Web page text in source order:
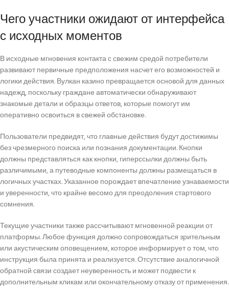
Чего участники ожидают от интерфейса
с исходных моментов
В исходные мгновения контакта с свежим средой потребители
развивают первичные предположения насчет его возможностей и
логики действия. Вулкан казино превращается основой для данных
надежд, поскольку граждане автоматически обнаруживают
знакомые детали и образцы ответов, которые помогут им
оперативно освоиться в свежей обстановке.
Пользователи предвидят, что главные действия будут достижимы
без чрезмерного поиска или познания документации. Кнопки
должны представляться как кнопки, гиперссылки должны быть
различимыми, а путеводные компоненты должны размещаться в
логичных участках. Указанное порождает впечатление узнаваемости
и уверенности, что крайне весомо для преодоления стартового
сомнения.
Текущие участники также рассчитывают мгновенной реакции от
платформы. Любое функция должно сопровождаться зрительным
или акустическим оповещением, которое информирует о том, что
инструкция была принята и реализуется. Отсутствие аналогичной
обратной связи создает неуверенность и может подвести к
дополнительным кликам или окончательному отказу от применения.